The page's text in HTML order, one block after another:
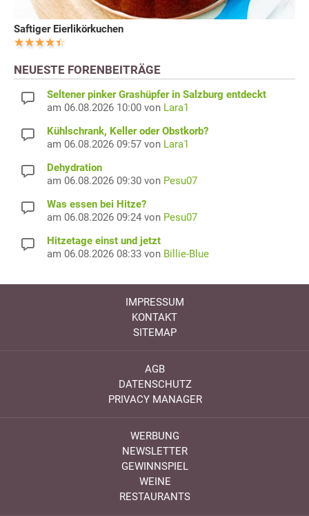
Saftiger Eierlikörkuchen
NEUESTE FORENBEITRÄGE
Seltener pinker Grashüpfer in Salzburg entdeckt
am 06.08.2026 10:00 von Lara1
Kühlschrank, Keller oder Obstkorb?
am 06.08.2026 09:57 von Lara1
Dehydration
am 06.08.2026 09:30 von Pesu07
Was essen bei Hitze?
am 06.08.2026 09:24 von Pesu07
Hitzetage einst und jetzt
am 06.08.2026 08:33 von Billie-Blue
IMPRESSUM
KONTAKT
SITEMAP
AGB
DATENSCHUTZ
PRIVACY MANAGER
WERBUNG
NEWSLETTER
GEWINNSPIEL
WEINE
RESTAURANTS